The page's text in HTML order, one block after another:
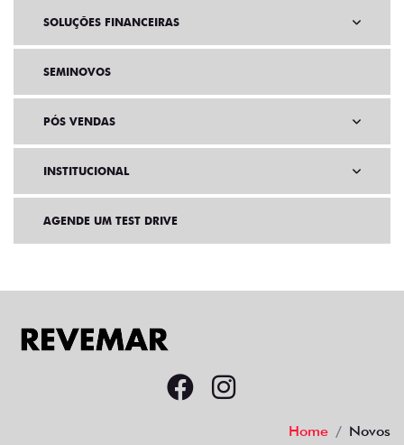
SOLUÇÕES FINANCEIRAS
SEMINOVOS
PÓS VENDAS
INSTITUCIONAL
AGENDE UM TEST DRIVE
Home Novos